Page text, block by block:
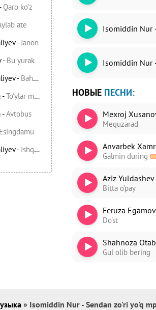
Qaro ko'z
ate
-Janon
- Bu yurak
- Bahor yomg'irlari
-To'ylar muborak
-Avtobus
Esingdamu
- Ishqning chayqov bozorida
Isomiddin Nur
Isomiddin Nur
НОВЫЕ ПЕСНИ:
Mexroj
Meguzarad
Anvarbek
Galmin during
Aziz Yuldashev
Bitta o'pay
Feruza
Do'st
Shahnoza
Gul olib bering
» Isomiddin Nur - Sendan zo'ri yo'q